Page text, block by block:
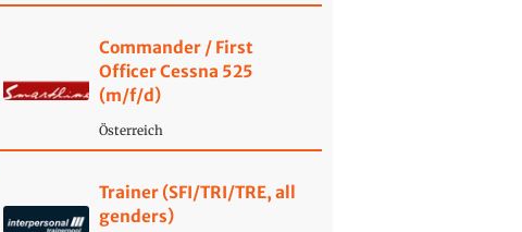
Commander / First
Officer Cessna 525
(m/f/d)
Österreich
Trainer (SFI/TRI/TRE, all
genders)